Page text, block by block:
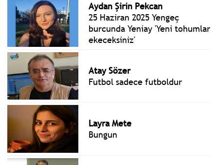
Aydan Şirin Pekcan
25 Haziran 2025 Yengeç
burcunda Yeniay 'Yeni tohumlar
ekeceksiniz'
Atay Sözer
Futbol sadece futboldur
Layra Mete
Bungun